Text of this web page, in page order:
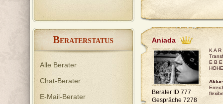
BERATERSTATUS
Alle Berater
Chat-Berater
E-Mail-Berater
Aniada
K A
E B
Berater ID 777
Gespräche 7278